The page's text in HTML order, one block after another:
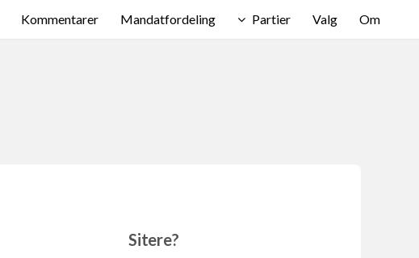
Kommentarer Mandatfordeling Partier Valg Om
Sitere?